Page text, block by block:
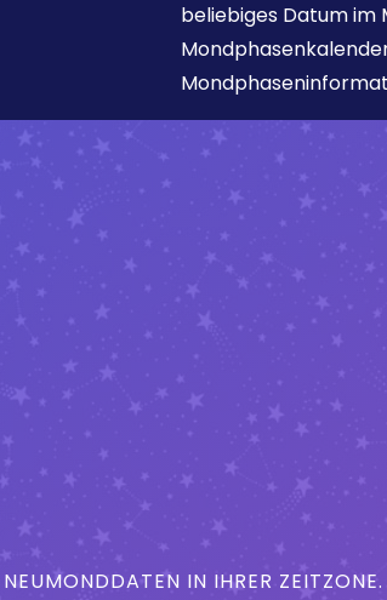
beliebiges Datum im
IN IHRER